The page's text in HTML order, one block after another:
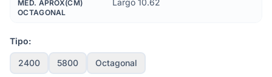
MED. APROX(CM)
OCTAGONAL
Largo 10.62
Tipo:
2400 5800 Octagonal